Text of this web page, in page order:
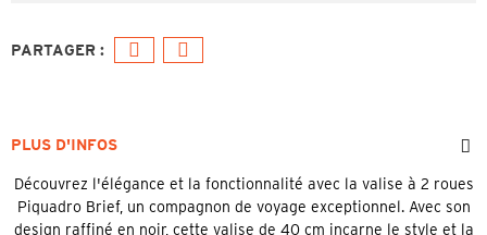
PLUS D'INFOS
Découvrez l'élégance et la fonctionnalité avec la valise à 2 roues
Piquadro Brief, un compagnon de voyage exceptionnel. Avec son
design raffiné en noir, cette valise de 40 cm incarne le style et la